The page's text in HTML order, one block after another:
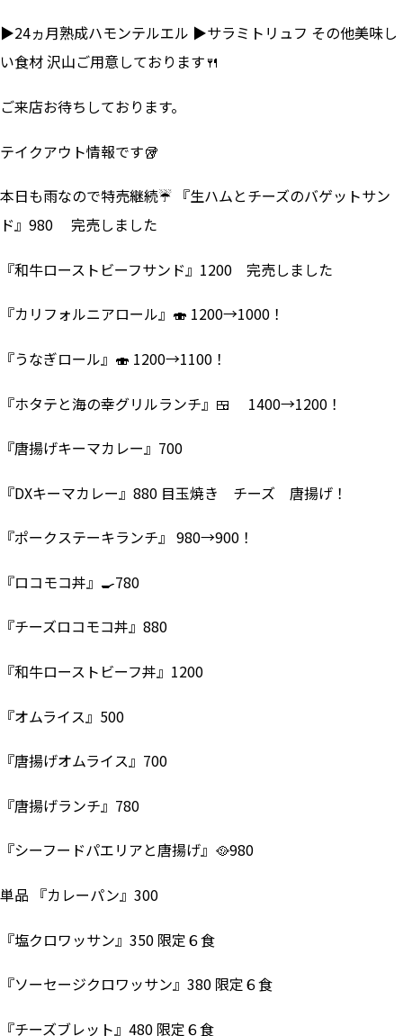
▶24ヵ月熟成ハモンテルエル ▶サラミトリュフ その他美味し
い食材 沢山ご用意しております🍴
ご来店お待ちしております。
テイクアウト情報です🥡
本日も雨なので特売継続☔ 『生ハムとチーズのバゲットサン
ド』980 完売しました
『和牛ローストビーフサンド』1200 完売しました
『カリフォルニアロール』🍣 1200→1000！
『うなぎロール』🍣 1200→1100！
『ホタテと海の幸グリルランチ』🍱 1400→1200！
『唐揚げキーマカレー』700
『DXキーマカレー』880 目玉焼き チーズ 唐揚げ！
『ポークステーキランチ』 980→900！
『ロコモコ丼』🍳780
『チーズロコモコ丼』880
『和牛ローストビーフ丼』1200
『オムライス』500
『唐揚げオムライス』700
『唐揚げランチ』780
『シーフードパエリアと唐揚げ』🥘980
単品 『カレーパン』300
『塩クロワッサン』350 限定６食
『ソーセージクロワッサン』380 限定６食
『チーズブレット』480 限定６食